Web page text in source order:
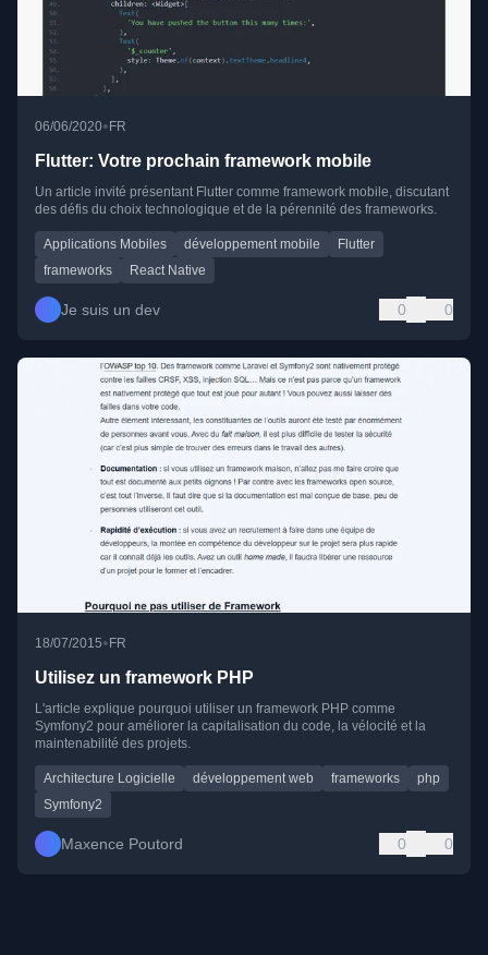
06/06/2020•FR
Flutter: Votre prochain framework mobile
Un article invité présentant Flutter comme framework mobile, discutant
des défis du choix technologique et de la pérennité des frameworks.
Applications Mobiles développement mobile
Flutter
frameworks
React Native
Je suis un dev 0 0
18/07/2015• FR
Utilisez un framework PHP
L'article explique pourquoi utiliser un framework PHP comme
Symfony2 pour améliorer la capitalisation du code, la vélocité et la
maintenabilité des projets.
Architecture Logicielle développement web frameworks
php
Symfony2
Maxence Poutord 0 0